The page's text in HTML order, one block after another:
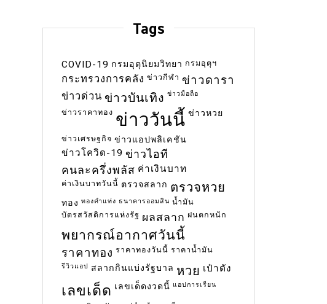
Tags
COVID-19 กรมอุตุนิยมวิทยา กรมอุตุฯ
กระทรวงการคลัง ข่าวกีฬา ข่าวดารา
ข่าวด่วน ข่าวบันเทิง ข่าวมือถือ
ข่าวราคาทอง ข่าววันนี้ ข่าวหวย
ข่าวเศรษฐกิจ ข่าวแอปพลิเคชัน
ข่าวโควิด-19 ข่าวไอที
คนละครึ่งพลัส ค่าเงินบาท
ค่าเงินบาทวันนี้ ตรวจสลาก ตรวจหวย
ทอง ทองคำแท่ง ธนาคารออมสิน น้ำมัน
บัตรสวัสดิการแห่งรัฐ ผลสลาก ฝนตกหนัก
พยากรณ์อากาศวันนี้
ราคาทอง ราคาทองวันนี้ ราคาน้ำมัน
รีวิวแอป สลากกินแบ่งรัฐบาล หวย เป๋าตัง
เลขเด็ด เลขเด็ดงวดนี้ แอปการเรียน